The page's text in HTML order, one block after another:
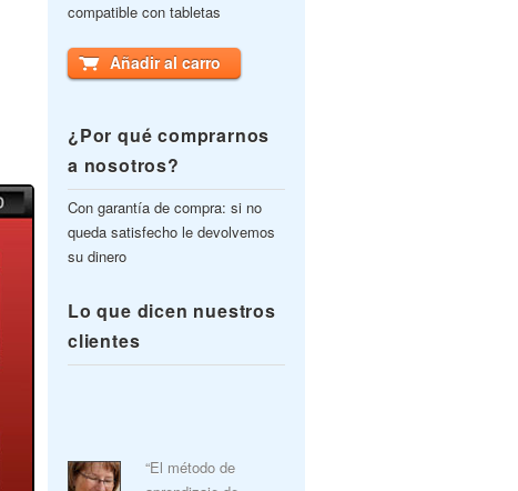
compatible con tabletas
Añadir al carro
¿Por qué comprarnos
a nosotros?
Con garantía de compra: si no
queda satisfecho le devolvemos
su dinero
Lo que dicen nuestros
clientes
“El método de